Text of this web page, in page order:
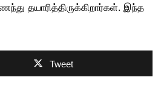
தயாரித்திருக்கிறார்கள். இந்த
Tweet